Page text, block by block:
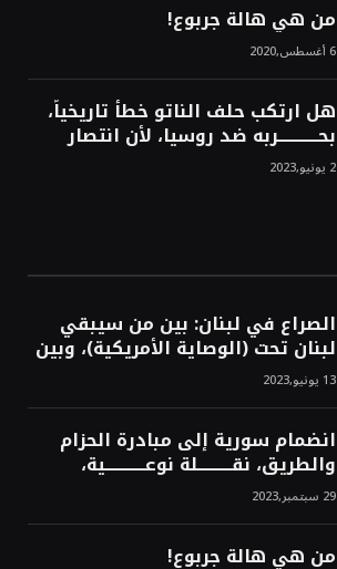
من هي هالة جربوع!
6 أغسطس,2020
هل ارتكب حلف الناتو خطأً تاريخياً،
بحــــــــــــربه ضد روسيا، لأن انتصار
روسيا الحتمي، سيفتت الناتو!محمد
محسن 2 يونيو,2023
الصراع في لبنان: بين من سيبقي
لبنان تحت (الوصاية الأمريكية)، وبين
من سيخرج لبنان من النفق الغربي!
محمد محسن13 يونيو,2023
انضمام سورية إلى مبادرة الحزام
والطريق، نقــــــــــلة نوعــــــــــــية،
استراتيجية، تاريخية، نهائية، نحو
الشرق!محمد محسن29 سبتمبر,2023
من هي هالة جربوع!